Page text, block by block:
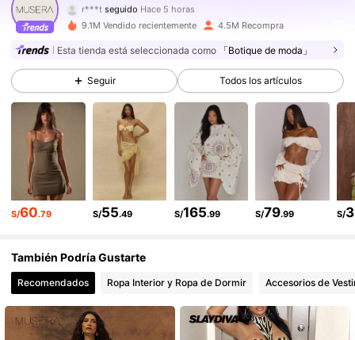
r***tseguido Hace 5 horas
4.85
4.3M Seguidores
4.85 4.3M Seguidores
4.3M Seguidores
4.3M Seguidores
4.85 4.3M Seguidores
4.85 4.3M Seguidores
9.1M Vendido recientemente 4.5M Recompra
Esta tienda está seleccionada como 「Botique de moda」
Seguir Todos los artículos
S/60.79 S/55.49 S/165.99 S/79.99 S/
También Podría Gustarte
Recomendados Ropa Interior y Ropa de Dormir Accesorios de